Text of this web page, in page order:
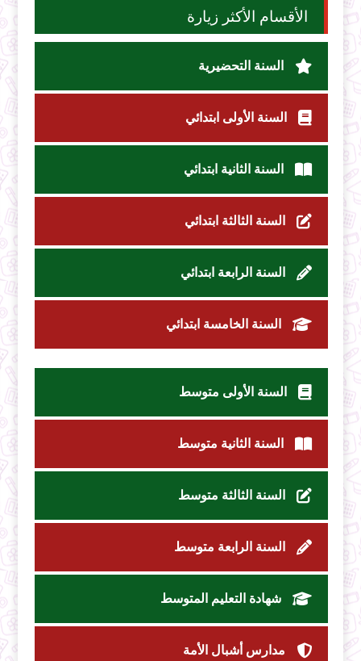
الأقسام الأكثر زيارة
السنة التحضيرية
السنة الأولى ابتدائي
السنة الثانية ابتدائي
السنة الثالثة ابتدائي
السنة الرابعة ابتدائي
السنة الخامسة ابتدائي
السنة الأولى متوسط
السنة الثانية متوسط
السنة الثالثة متوسط
السنة الرابعة متوسط
شهادة التعليم المتوسط
مدارس أشبال الأمة